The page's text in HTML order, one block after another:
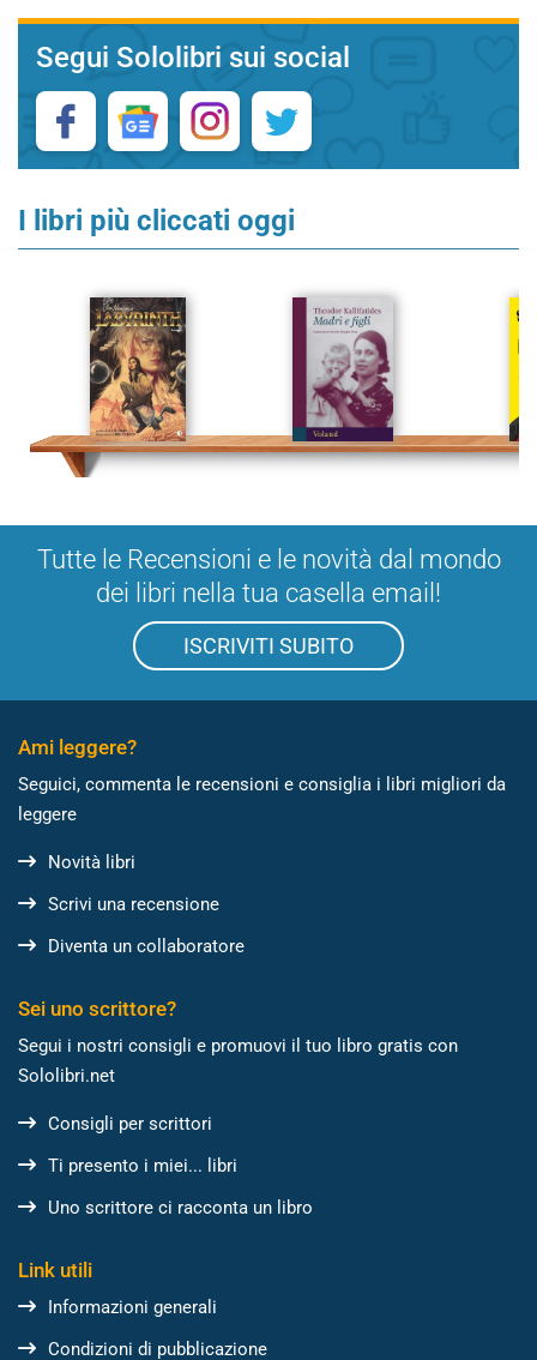
Segui Sololibri sui social
I libri più cliccati oggi
Tutte le Recensioni e le novità dal mondo
dei libri nella tua casella email!
ISCRIVITI SUBITO
Ami leggere?
Seguici, commenta le recensioni e consiglia i libri migliori da
leggere
Novità libri
Scrivi una recensione
Diventa un collaboratore
Sei uno scrittore?
Segui i nostri consigli e promuovi il tuo libro gratis con
Sololibri.net
Consigli per scrittori
Ti presento i miei... libri
Uno scrittore ci racconta un libro
Link utili
Informazioni generali
Condizioni di pubblicazione